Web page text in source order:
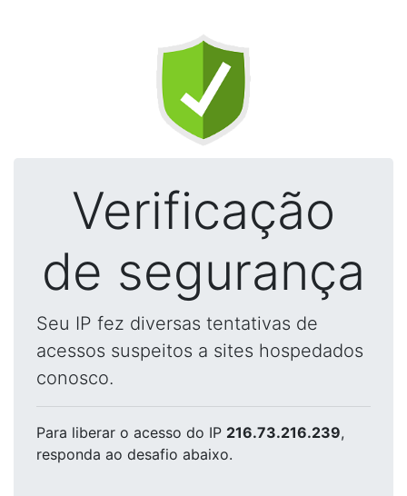
Verificação
de segurança
Seu IP fez diversas tentativas de
acessos suspeitos a sites hospedados
conosco.
Para liberar o acesso do IP 216.73.216.239,
responda ao desafio abaixo.